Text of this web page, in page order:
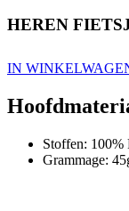
HEREN
IN
Stoffen: 100%
Grammage: